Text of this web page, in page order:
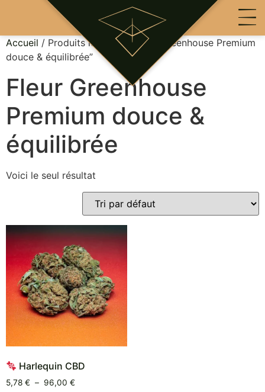
Accueil / Produits identifiés “Fleur Greenhouse Premium
douce & équilibrée”
Fleur Greenhouse
Premium douce &
équilibrée
Voici le seul résultat
Harlequin CBD
5,78 € – 96,00 €